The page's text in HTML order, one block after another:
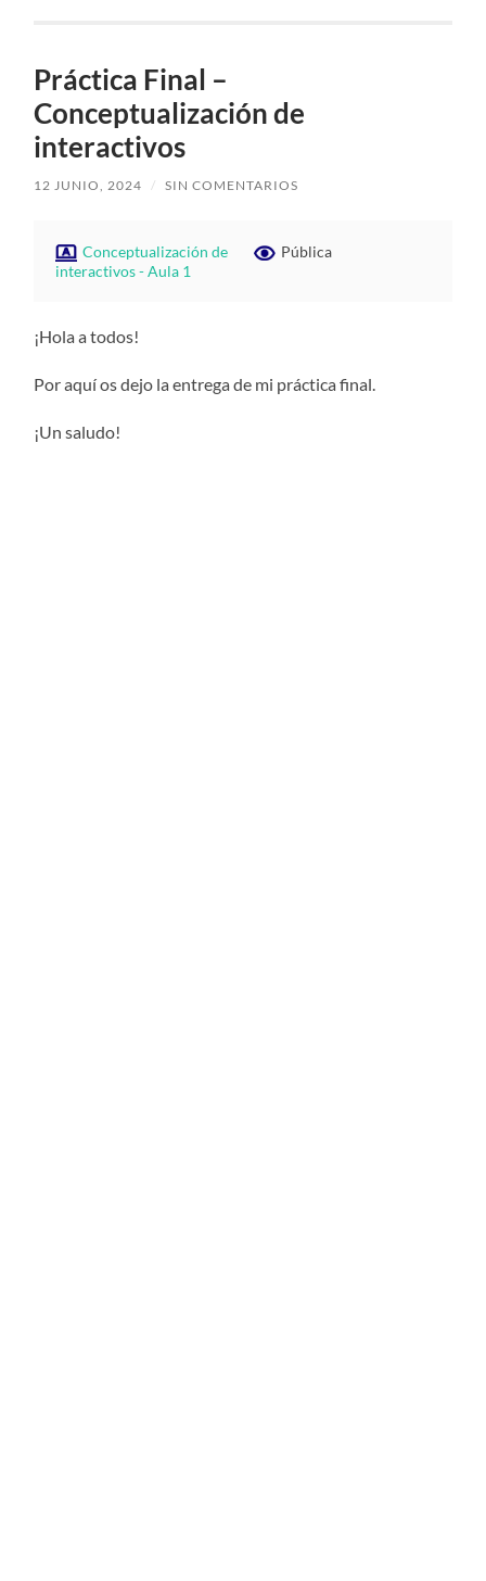
Práctica Final –
Conceptualización de
interactivos
12 JUNIO, 2024 / SIN COMENTARIOS
Conceptualización de
interactivos - Aula 1
Pública
¡Hola a todos!
Por aquí os dejo la entrega de mi práctica final.
¡Un saludo!